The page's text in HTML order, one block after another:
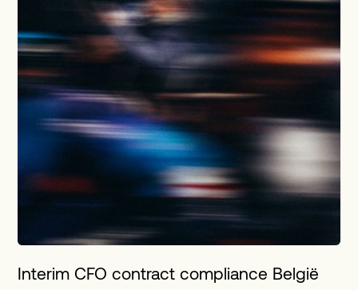
Interim CFO contract compliance België